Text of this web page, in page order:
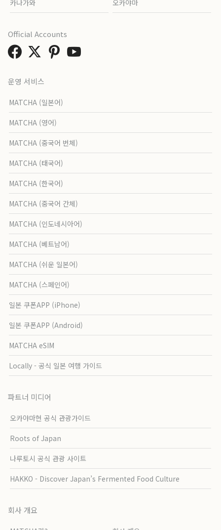
카나가와 오카야마
운영 서비스
MATCHA (일본어)
MATCHA (영어)
MATCHA (중국어 번체)
MATCHA (태국어)
MATCHA (한국어)
MATCHA (중국어 간체)
MATCHA (인도네시아어)
MATCHA (베트남어)
MATCHA (쉬운 일본어)
MATCHA (스페인어)
일본 쿠폰APP (iPhone)
일본 쿠폰APP (Android)
MATCHA eSIM
Locally - 공식 일본 여행 가이드
파트너 미디어
오카야마현 공식 관광가이드
Roots of Japan
나루토시 공식 관광 사이트
HAKKO - Discover Japan’s Fermented Food Culture
회사 개요
Official Accounts